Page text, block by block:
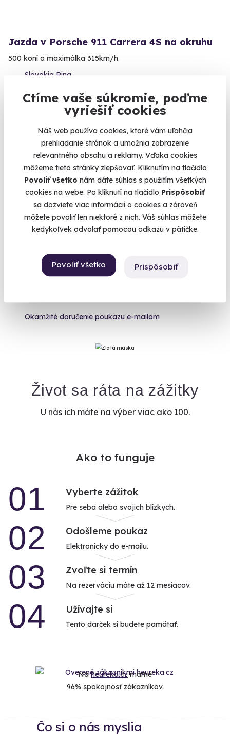
Ctíme vaše súkromie, poďme
vyriešiť cookies
Náš web používa cookies, ktoré vám uľahčia
prehliadanie stránok a umožnia zobrazenie
relevantného obsahu a reklamy. Vďaka cookies
môžeme tieto stránky zlepšovať. Kliknutím na tlačidlo
Povoliť všetko nám dáte súhlas s použitím všetkých
cookies na webe. Po kliknutí na tlačidlo Prispôsobiť
sa dozviete viac informácií o cookies a zároveň
môžete povoliť len niektoré z nich. Váš súhlas môžete
kedykoľvek odvolať pomocou odkazu v pätičke.
Povoliť všetko Prispôsobiť
Jazda v Porsche 911 Carrera 4S na okruhu
500 koní a maximálka 315km/h.
Slovakia Ring
100% garancia skvelého zážitku
Platnosť poukazu12 mesiacov
Vrátenie zážitkuaž do 60 dní
Výmena poukazu po celú dobu platnosti
Okamžité doručenie poukazu e-mailom
Život sa ráta na zážitky
U nás ich máte na výber viac ako 100.
Ako to funguje
01 Vyberte zážitok
Pre seba alebo svojich blízkych.
02 Odošleme poukaz
Elektronicky do e-mailu.
03 Zvoľte si termín
Na rezerváciu máte až 12 mesiacov.
04 Užívajte si
Tento darček si budete pamätať.
Naheureka.czmáme
96% spokojnosť zákazníkov.
Čo si o nás myslia